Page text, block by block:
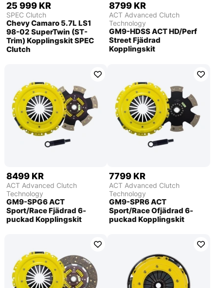
25 999 KR
SPEC Clutch
Chevy Camaro 5.7L LS1
98-02 SuperTwin (ST-
Trim) Kopplingskit SPEC
Clutch
8799 KR
ACT Advanced Clutch
Technology
GM9-HDSS ACT HD/Perf
Street Fjädrad
Kopplingskit
8499 KR
ACT Advanced Clutch
Technology
GM9-SPG6 ACT
Sport/Race Fjädrad 6-
puckad Kopplingskit
7799 KR
ACT Advanced Clutch
Technology
GM9-SPR6 ACT
Sport/Race Ofjädrad 6-
puckad Kopplingskit